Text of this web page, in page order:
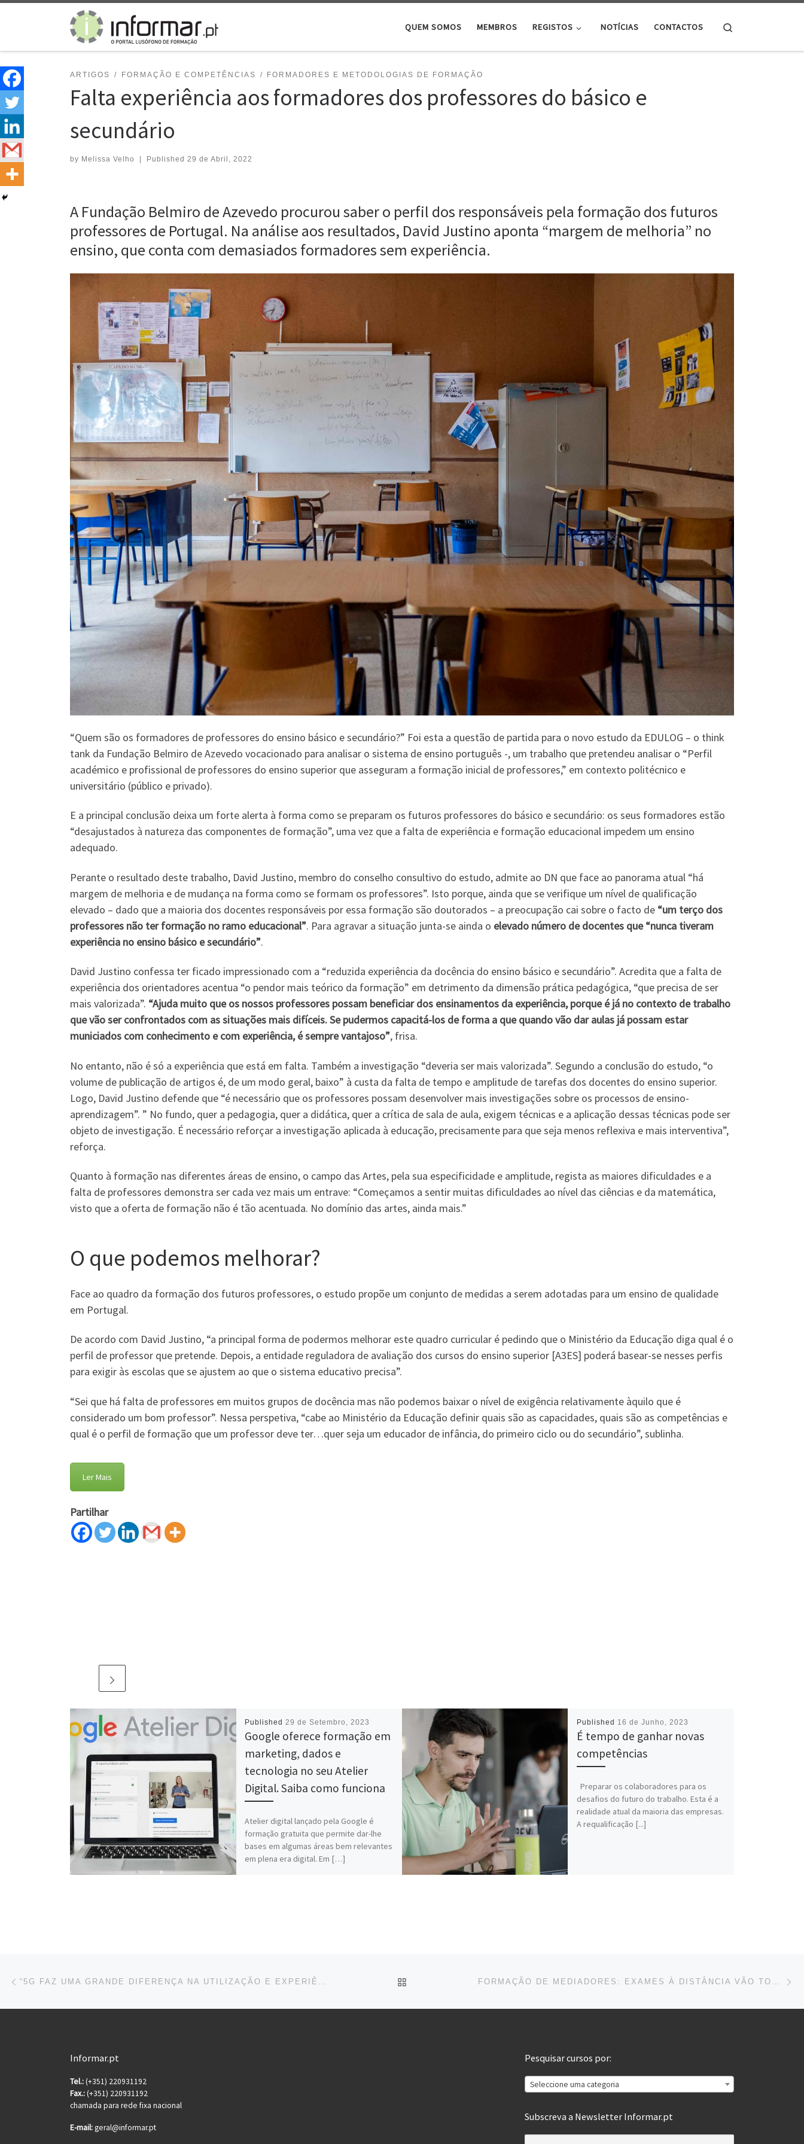
Skip to content
QUEM SOMOS MEMBROS REGISTOS NOTÍCIAS CONTACTOS
ARTIGOS FORMAÇÃO E COMPETÊNCIAS FORMADORES E METODOLOGIAS DE FORMAÇÃO
Falta experiência aos formadores dos professores do básico e
secundário
by Melissa Velho | Published 29 de Abril, 2022
A Fundação Belmiro de Azevedo procurou saber o perfil dos responsáveis pela formação dos futuros
professores de Portugal. Na análise aos resultados, David Justino aponta “margem de melhoria” no
ensino, que conta com demasiados formadores sem experiência.
“Quem são os formadores de professores do ensino básico e secundário?” Foi esta a questão de partida para o novo estudo da EDULOG – o think
tank da Fundação Belmiro de Azevedo vocacionado para analisar o sistema de ensino português -, um trabalho que pretendeu analisar o “Perfil
académico e profissional de professores do ensino superior que asseguram a formação inicial de professores,” em contexto politécnico e
universitário (público e privado).
E a principal conclusão deixa um forte alerta à forma como se preparam os futuros professores do básico e secundário: os seus formadores estão
“desajustados à natureza das componentes de formação”, uma vez que a falta de experiência e formação educacional impedem um ensino
adequado.
Perante o resultado deste trabalho, David Justino, membro do conselho consultivo do estudo, admite ao DN que face ao panorama atual “há
margem de melhoria e de mudança na forma como se formam os professores”. Isto porque, ainda que se verifique um nível de qualificação
elevado – dado que a maioria dos docentes responsáveis por essa formação são doutorados – a preocupação cai sobre o facto de “um terço dos
professores não ter formação no ramo educacional”. Para agravar a situação junta-se ainda o elevado número de docentes que “nunca tiveram
experiência no ensino básico e secundário”.
David Justino confessa ter ficado impressionado com a “reduzida experiência da docência do ensino básico e secundário”. Acredita que a falta de
experiência dos orientadores acentua “o pendor mais teórico da formação” em detrimento da dimensão prática pedagógica, “que precisa de ser
mais valorizada”. “Ajuda muito que os nossos professores possam beneficiar dos ensinamentos da experiência, porque é já no contexto de trabalho
que vão ser confrontados com as situações mais difíceis. Se pudermos capacitá-los de forma a que quando vão dar aulas já possam estar
municiados com conhecimento e com experiência, é sempre vantajoso”, frisa.
No entanto, não é só a experiência que está em falta. Também a investigação “deveria ser mais valorizada”. Segundo a conclusão do estudo, “o
volume de publicação de artigos é, de um modo geral, baixo” à custa da falta de tempo e amplitude de tarefas dos docentes do ensino superior.
Logo, David Justino defende que “é necessário que os professores possam desenvolver mais investigações sobre os processos de ensino-
aprendizagem”. ” No fundo, quer a pedagogia, quer a didática, quer a crítica de sala de aula, exigem técnicas e a aplicação dessas técnicas pode ser
objeto de investigação. É necessário reforçar a investigação aplicada à educação, precisamente para que seja menos reflexiva e mais interventiva”,
reforça.
Quanto à formação nas diferentes áreas de ensino, o campo das Artes, pela sua especificidade e amplitude, regista as maiores dificuldades e a
falta de professores demonstra ser cada vez mais um entrave: “Começamos a sentir muitas dificuldades ao nível das ciências e da matemática,
visto que a oferta de formação não é tão acentuada. No domínio das artes, ainda mais.”
O que podemos melhorar?
Face ao quadro da formação dos futuros professores, o estudo propõe um conjunto de medidas a serem adotadas para um ensino de qualidade
em Portugal.
De acordo com David Justino, “a principal forma de podermos melhorar este quadro curricular é pedindo que o Ministério da Educação diga qual é o
perfil de professor que pretende. Depois, a entidade reguladora de avaliação dos cursos do ensino superior [A3ES] poderá basear-se nesses perfis
para exigir às escolas que se ajustem ao que o sistema educativo precisa”.
“Sei que há falta de professores em muitos grupos de docência mas não podemos baixar o nível de exigência relativamente àquilo que é
considerado um bom professor”. Nessa perspetiva, “cabe ao Ministério da Educação definir quais são as capacidades, quais são as competências e
qual é o perfil de formação que um professor deve ter…quer seja um educador de infância, do primeiro ciclo ou do secundário”, sublinha.
Ler Mais
Partilhar
Published 29 de Setembro, 2023
Google oferece formação em
marketing, dados e
tecnologia no seu Atelier
Digital. Saiba como funciona
Atelier digital lançado pela Google é
formação gratuita que permite dar-lhe
bases em algumas áreas bem relevantes
em plena era digital. Em […]
Published 16 de Junho, 2023
É tempo de ganhar novas
competências
Preparar os colaboradores para os
desafios do futuro do trabalho. Esta é a
realidade atual da maioria das empresas.
A requalificação [...]
Post navigation “5G FAZ UMA GRANDE DIFERENÇA NA UTILIZAÇÃO E EXPERIÊNCIA DA REALIDADE ESTENDIDA” BACK TO POST LIST FORMAÇÃO DE MEDIADORES: EXAMES À DISTÂNCIA VÃO TORNAR-SE REGIME COMUM
Informar.pt
Tel.:(+351) 220931192
Fax.:(+351) 220931192
chamada para rede fixa nacional
E-mail:geral@informar.pt
Pesquisar cursos por:
Seleccione uma categoria
Subscreva a Newsletter Informar.pt